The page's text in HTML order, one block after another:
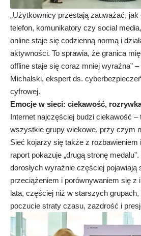
„Użytkownicy przestają zauważać, jak
telefon, komunikatory czy social
online staje się codzienną normą i
aktywności. To sprawia, że granica
offline staje się coraz mniej wyraźna” –
Michalski, ekspert ds.
cyfrowej.
Emocje w sieci: ciekawość,
Internet najczęściej budzi ciekawość
wszystkie grupy wiekowe, przy czym
Sieć kojarzy się także z rozbawieniem
raport pokazuje „drugą stronę
dorosłych wyraźnie częściej pojawiają
przeciążeniem i porównywaniem się z
lata, częściej niż w starszych
poczucie straty czasu, zazdrość i